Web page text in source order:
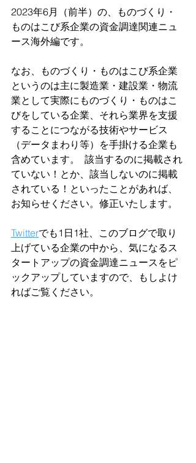
2023年6月（前半）の、ものづくり・
ものはこび系企業の資金調達関連ニュ
ース海外編です。
なお、ものづくり・ものはこび系企業
というのは主に製造業・建設業・物流
業として実際にものづくり・ものはこ
びをしている企業、それら業界を支援
することにつながる技術やサービス
（データまわり等）を手掛ける企業も
含めています。  該当するのに掲載され
ていない！とか、該当しないのに掲載
されている！といったことがあれば、
お知らせください。修正いたします。
Twitterでも1日1社、このブログで取り
上げている企業の中から、気になるス
タートアップの資金調達ニュースをピ
ックアップしていますので、もしよけ
ればご覧ください。